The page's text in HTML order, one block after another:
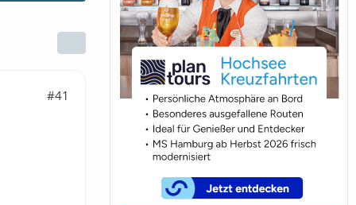
#41